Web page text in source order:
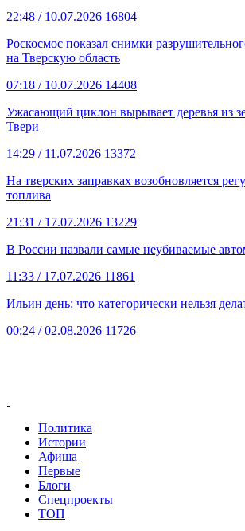
22:48 / 10.07.2026 16804
Роскосмос показал снимки
на Тверскую область
07:18 / 10.07.2026 14408
Ужасающий циклон вырывает деревья из
Твери
14:29 / 11.07.2026 13372
На тверских заправках возобновляется
топлива
21:31 / 17.07.2026 13229
В России назвали самые неубиваемые
11:33 / 17.07.2026 11861
Ильин день: что категорически нельзя
00:24 / 02.08.2026 11726
Политика
Истории
Афиша
Первые
Блоги
Спецпроекты
ТОП